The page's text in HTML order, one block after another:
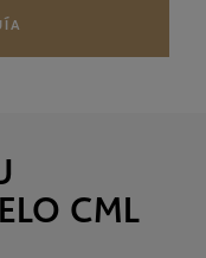
CML